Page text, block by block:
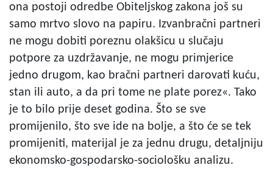
ona postoji odredbe Obiteljskog zakona još su
samo mrtvo slovo na papiru. Izvanbračni partneri
ne mogu dobiti poreznu olakšicu u slučaju
potpore za uzdržavanje, ne mogu primjerice
jedno drugom, kao bračni partneri darovati kuću,
stan ili auto, a da pri tome ne plate porez«. Tako
je to bilo prije deset godina. Što se sve
promijenilo, što sve ide na bolje, a što će se tek
promijeniti, materijal je za jednu drugu, detaljniju
ekonomsko-gospodarsko-sociološku analizu.